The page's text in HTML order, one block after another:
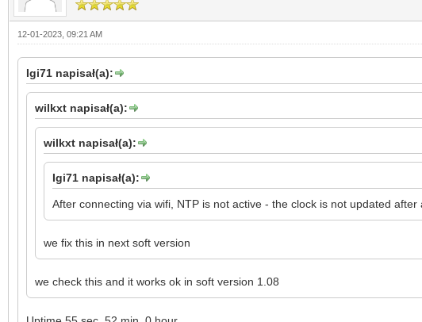
12-01-2023, 09:21 AM
Igi71 napisał(a):
wilkxt napisał(a):
wilkxt napisał(a):
Igi71 napisał(a):
After connecting via wifi, NTP is not active - the clock is not updated
we fix this in next soft version
we check this and it works ok in soft version 1.08